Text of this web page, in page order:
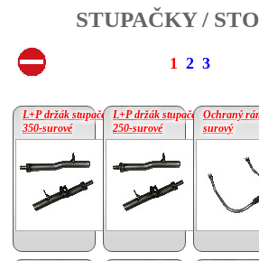
STUPAČKY /
1 2 3
L+P držák stupaček Jawa
350-surové
cena:
L+P držák stupaček Jawa
250-surové
23.54 €
Ochraný
surový